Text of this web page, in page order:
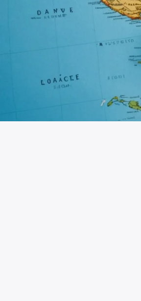
Assurance
voyage en